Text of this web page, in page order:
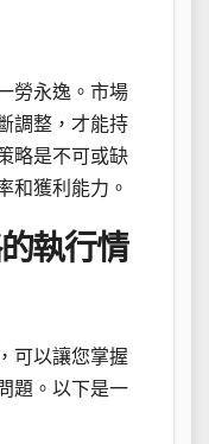
勞永逸。市場
調整，才能持
略是不可或缺
和獲利能力。
執行情
可以讓您掌握
題。以下是一